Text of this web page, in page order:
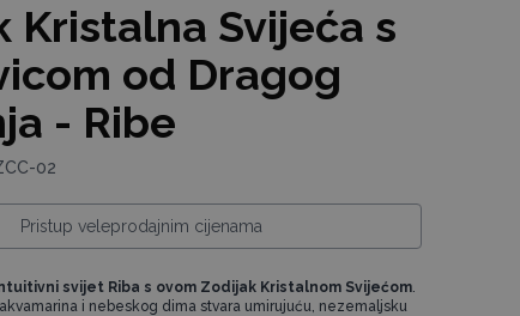
Kristalna Svijeća s
od Dragog
- Ribe
02
Pristup veleprodajnim cijenama
svijet Riba s ovom Zodijak Kristalnom Svijećom.
i nebeskog dima stvara umirujuću, nezemaljsku